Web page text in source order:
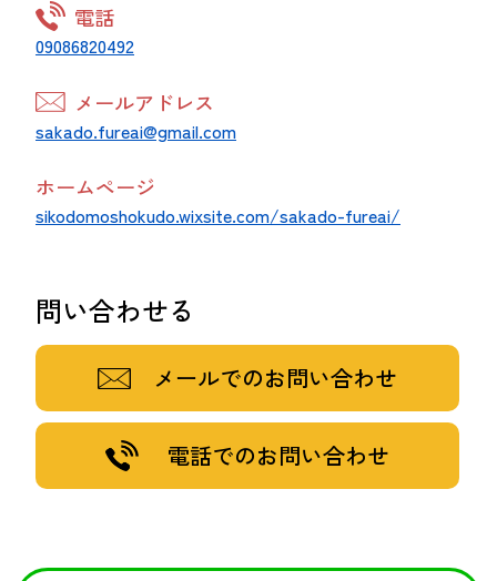
電話
09086820492
メールアドレス
sakado.fureai@gmail.com
ホームページ
sikodomoshokudo.wixsite.com/sakado-fureai/
問い合わせる
メールでのお問い合わせ
電話でのお問い合わせ